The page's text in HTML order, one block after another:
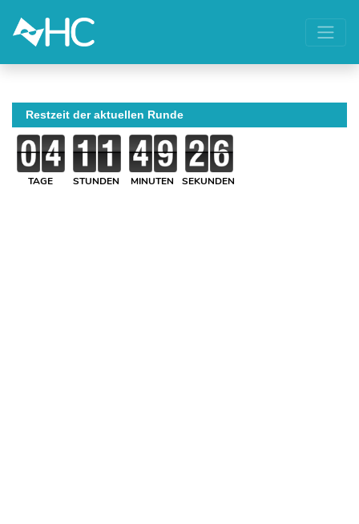
Restzeit der aktuellen Runde
TAGE STUNDEN MINUTEN SEKUNDEN